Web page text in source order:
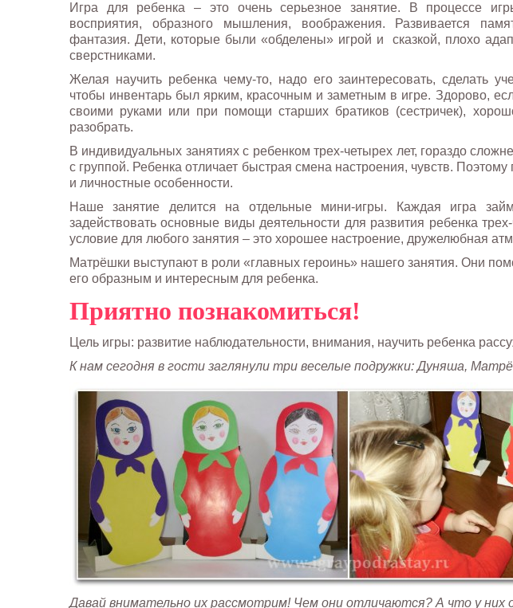
Игра для ребенка – это очень серьезное занятие. В процессе
восприятия, образного мышления, воображения. Развивается
фантазия. Дети, которые были «обделены» игрой и сказкой, плохо
сверстниками.
Желая научить ребенка чему-то, надо его заинтересовать, сделать
чтобы инвентарь был ярким, красочным и заметным в игре. Здорово,
своими руками или при помощи старших братиков (сестричек),
разобрать.
В индивидуальных занятиях с ребенком трех-четырех лет, гораздо
с группой. Ребенка отличает быстрая смена настроения, чувств.
и личностные особенности.
Наше занятие делится на отдельные мини-игры. Каждая игра
задействовать основные виды деятельности для развития ребенка
условие для любого занятия – это хорошее настроение, дружелюбная
Матрёшки выступают в роли «главных героинь» нашего занятия. Они
его образным и интересным для ребенка.
Приятно познакомиться!
Цель игры: развитие наблюдательности, внимания, научить ребенка
К нам сегодня в гости заглянули три веселые подружки: Дуняша,
Давай внимательно их рассмотрим! Чем они отличаются? А что у них